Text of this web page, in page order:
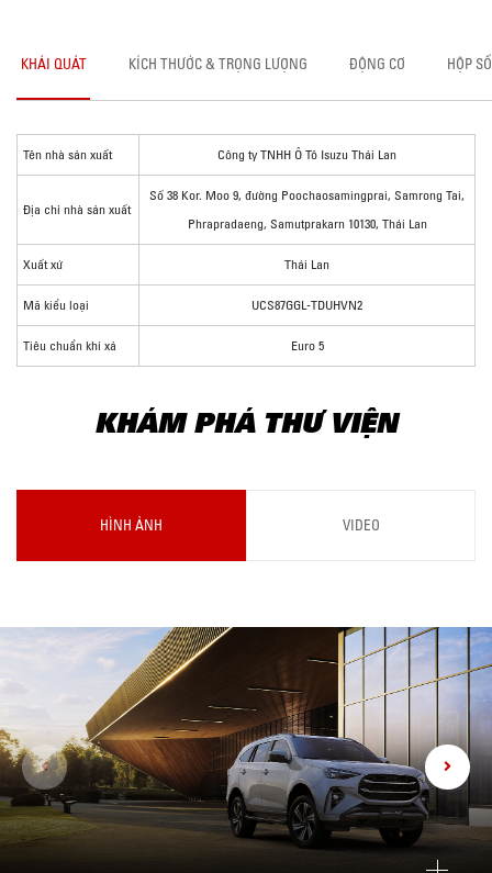
KHÁI QUÁT KÍCH THƯỚC & TRỌNG LƯỢNG ĐỘNG CƠ HỘP SỐ
Tên nhà sản xuất Công ty TNHH Ô Tô Isuzu Thái Lan
Địa chỉ nhà sản xuất
Số 38 Kor. Moo 9, đường Poochaosamingprai, Samrong Tai,
Phrapradaeng, Samutprakarn 10130, Thái Lan
Xuất xứ Thái Lan
Mã kiểu loại UCS87GGL-TDUHVN2
Tiêu chuẩn khí xả Euro 5
KHÁM PHÁ THƯ VIỆN
HÌNH ẢNH VIDEO